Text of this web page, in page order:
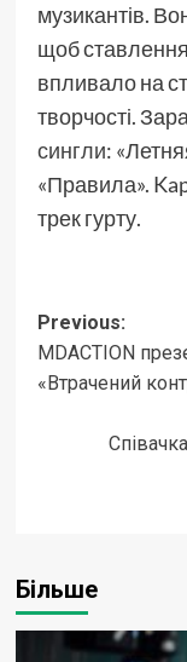
музикантів.
щоб
впливало на
творчості.
сингли:
«Правила».
трек гурту.
Post
Previous:
MDACTION
«Втрачений
Більше